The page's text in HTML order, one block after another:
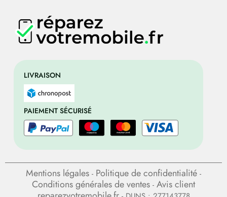
LIVRAISON
PAIEMENT SÉCURISÉ
Mentions légales - Politique de confidentialité -
Conditions générales de ventes - Avis client